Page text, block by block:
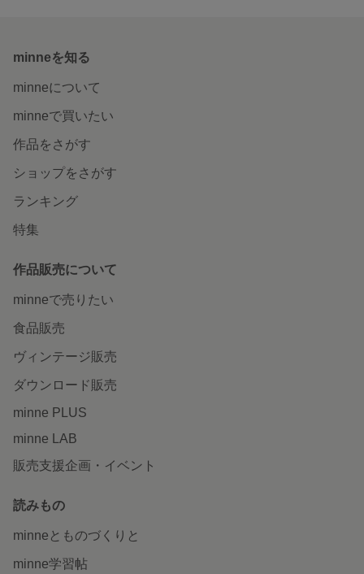
minneを知る
minneについて
minneで買いたい
作品をさがす
ショップをさがす
ランキング
特集
作品販売について
minneで売りたい
食品販売
ヴィンテージ販売
ダウンロード販売
minne PLUS
minne LAB
販売支援企画・イベント
読みもの
minneとものづくりと
minne学習帖